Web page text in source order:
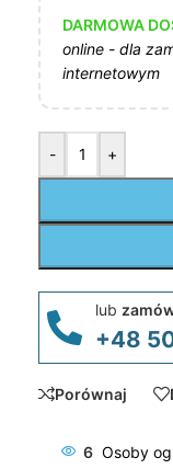
DARMOWA
online - dla
internetowym
- +
lub
+48
Porównaj
6 Osoby